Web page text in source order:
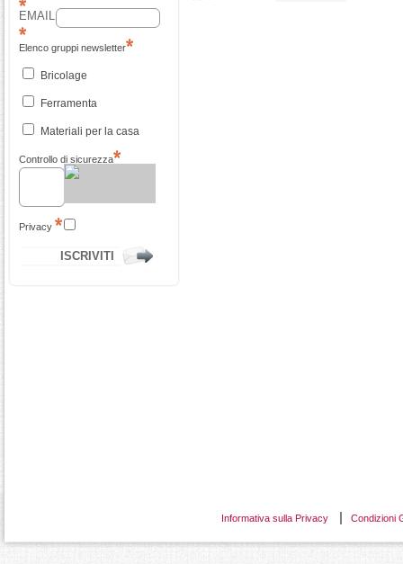
EMAIL
Elenco gruppi newsletter
Bricolage
Ferramenta
Materiali per la casa
Controllo di sicurezza
Privacy
Informativa sulla Privacy Condizioni